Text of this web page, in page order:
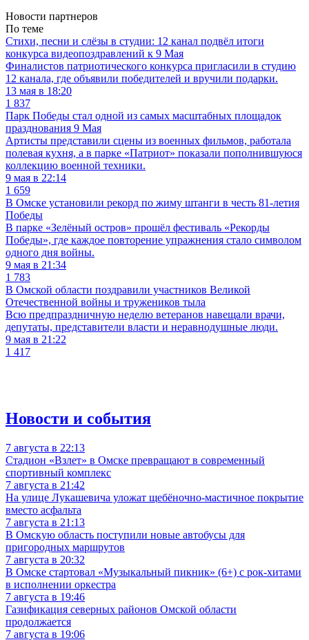
Новости партнеров
По теме
Стихи, песни и слёзы в студии: 12 канал подвёл итоги
конкурса видеопоздравлений к 9 Мая
Финалистов патриотического конкурса пригласили в студию
12 канала, где объявили победителей и вручили подарки.
13 мая в 18:20
1 837
Парк Победы стал одной из самых масштабных площадок
празднования 9 Мая
Артисты представили сцены из военных фильмов, работала
полевая кухня, а в парке «Патриот» показали пополнившуюся
коллекцию военной техники.
9 мая в 22:14
1 659
В Омске установили рекорд по жиму штанги в честь 81-летия
Победы
В парке «Зелёный остров» прошёл фестиваль «Рекорды
Победы», где каждое повторение упражнения стало символом
одного дня войны.
9 мая в 21:34
1 783
В Омской области поздравили участников Великой
Отечественной войны и тружеников тыла
Всю предпраздничную неделю ветеранов навещали врачи,
депутаты, представители власти и неравнодушные люди.
9 мая в 21:22
1 417
Новости и события
7 августа в 22:13
Стадион «Взлет» в Омске превращают в современный
спортивный комплекс
7 августа в 21:42
На улице Лукашевича уложат щебёночно-мастичное покрытие
вместо асфальта
7 августа в 21:13
В Омскую область поступили новые автобусы для
пригородных маршрутов
7 августа в 20:32
В Омске стартовал «Музыкальный пикник» (6+) с рок-хитами
в исполнении оркестра
7 августа в 19:46
Газификация северных районов Омской области
продолжается
7 августа в 19:06